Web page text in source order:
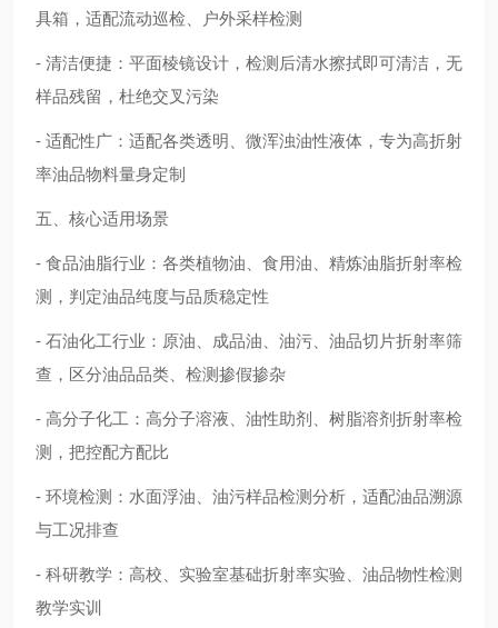
具箱，适配流动巡检、户外采样检测
- 清洁便捷：平面棱镜设计，检测后清水擦拭即可清洁，无
样品残留，杜绝交叉污染
- 适配性广：适配各类透明、微浑浊油性液体，专为高折射
率油品物料量身定制
五、核心适用场景
- 食品油脂行业：各类植物油、食用油、精炼油脂折射率检
测，判定油品纯度与品质稳定性
- 石油化工行业：原油、成品油、油污、油品切片折射率筛
查，区分油品品类、检测掺假掺杂
- 高分子化工：高分子溶液、油性助剂、树脂溶剂折射率检
测，把控配方配比
- 环境检测：水面浮油、油污样品检测分析，适配油品溯源
与工况排查
- 科研教学：高校、实验室基础折射率实验、油品物性检测
教学实训